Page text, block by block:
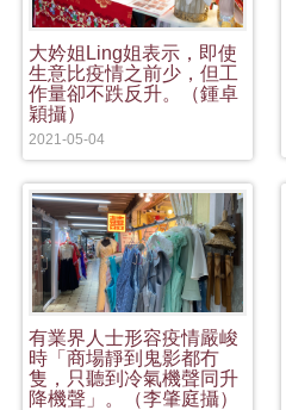
大妗姐Ling姐表示，即使
生意比疫情之前少，但工
作量卻不跌反升。（鍾卓
穎攝）
2021-05-04
有業界人士形容疫情嚴峻
時「商場靜到鬼影都冇
隻，只聽到冷氣機聲同升
降機聲」。（李肇庭攝）